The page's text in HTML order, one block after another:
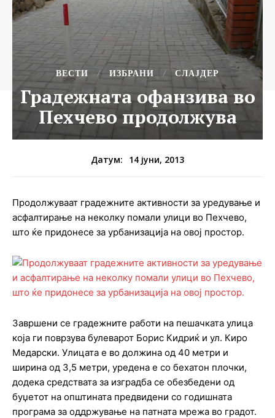
ВЕСТИ ИЗБРАНИ СЛАЈДЕР
Градежната офанзива во
Пехчево продолжува
Датум: 14 јуни, 2013
Продолжуваат градежните активности за уредување и
асфалтирање на неколку помали улици во Пехчево,
што ќе придонесе за урбанизација на овој простор.
Завршени се градежните работи на пешачката улица
која ги поврзува булеварот Борис Кидриќ и ул. Киро
Медарски. Улицата е во должина од 40 метри и
ширина од 3,5 метри, уредена е со бехатон плочки,
додека средствата за изградба се обезбедени од
буџетот на општината предвидени со годишната
програма за оддржување на патната мрежа во градот.